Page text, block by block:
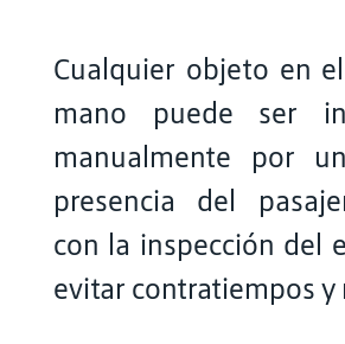
Cualquier objeto en
mano puede ser
manualmente por
presencia del
con la inspección del
evitar contratiempos y